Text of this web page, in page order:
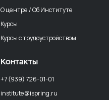
О центре / Об Институте
Курсы
Курсы с трудоустройством
Контакты
+7 (939) 726-01-01
institute@ispring.ru